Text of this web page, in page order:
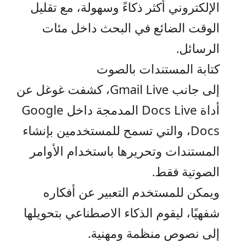
الإلكتروني أكثر ذكاءً وسهولة، مع تقليل
الوقت الضائع في البحث داخل مئات
الرسائل.
كتابة المستندات بالصوت
إلى جانب Gmail Live، كشفت غوغل عن
أداة Docs Live المدمجة داخل Google
Docs، والتي تسمح للمستخدمين بإنشاء
المستندات وتحريرها باستخدام الأوامر
الصوتية فقط.
ويمكن للمستخدم التعبير عن أفكاره
شفهيًا، ليقوم الذكاء الاصطناعي بتحويلها
إلى نصوص منظمة ومهنية.